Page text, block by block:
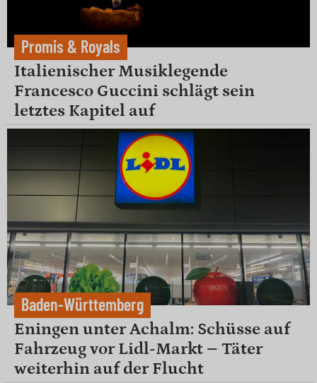
Promis & Royals
Italienischer Musiklegende
Francesco Guccini schlägt sein
letztes Kapitel auf
Baden-Württemberg
Eningen unter Achalm: Schüsse auf
Fahrzeug vor Lidl-Markt – Täter
weiterhin auf der Flucht